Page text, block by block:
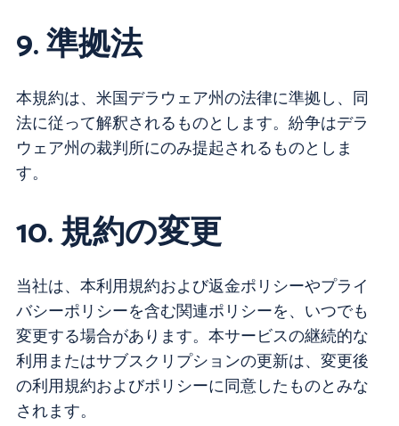
9. 準拠法
本規約は、米国デラウェア州の法律に準拠し、同
法に従って解釈されるものとします。紛争はデラ
ウェア州の裁判所にのみ提起されるものとしま
す。
10. 規約の変更
当社は、本利用規約および返金ポリシーやプライ
バシーポリシーを含む関連ポリシーを、いつでも
変更する場合があります。本サービスの継続的な
利用またはサブスクリプションの更新は、変更後
の利用規約およびポリシーに同意したものとみな
されます。